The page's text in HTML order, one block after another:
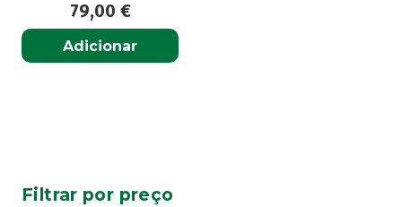
79,00 €
Adicionar
Filtrar por preço